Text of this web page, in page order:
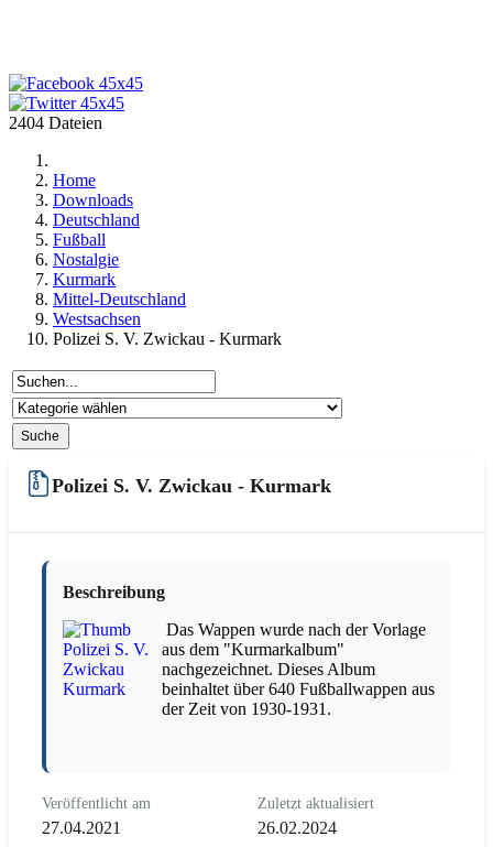
2404 Dateien
Home
Downloads
Deutschland
Fußball
Nostalgie
Kurmark
Mittel-Deutschland
Westsachsen
Polizei S. V. Zwickau - Kurmark
Polizei S. V. Zwickau - Kurmark
Beschreibung
Das Wappen wurde nach der Vorlage
aus dem "Kurmarkalbum"
nachgezeichnet. Dieses Album
beinhaltet über 640 Fußballwappen aus
der Zeit von 1930-1931.
Veröffentlicht am
27.04.2021
Zuletzt aktualisiert
26.02.2024